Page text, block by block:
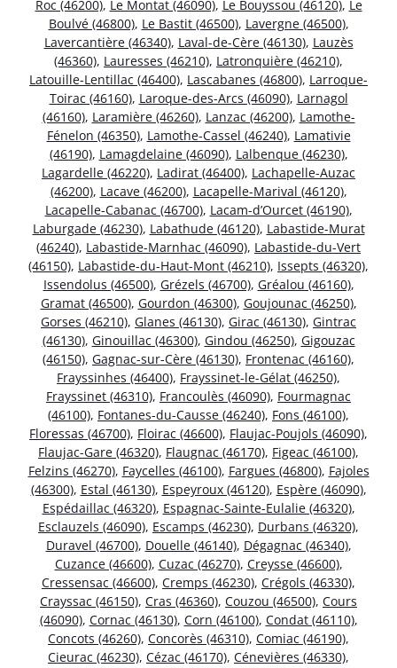
Roc (46200), Le Montat (46090), Le Bouyssou (46120), Le
Boulvé (46800), Le Bastit (46500), Lavergne (46500),
Lavercantière (46340), Laval-de-Cère (46130), Lauzès
(46360), Lauresses (46210), Latronquière (46210),
Latouille-Lentillac (46400), Lascabanes (46800), Larroque-
Toirac (46160), Laroque-des-Arcs (46090), Larnagol
(46160), Laramière (46260), Lanzac (46200), Lamothe-
Fénelon (46350), Lamothe-Cassel (46240), Lamativie
(46190), Lamagdelaine (46090), Lalbenque (46230),
Lagardelle (46220), Ladirat (46400), Lachapelle-Auzac
(46200), Lacave (46200), Lacapelle-Marival (46120),
Lacapelle-Cabanac (46700), Lacam-d’Ourcet (46190),
Laburgade (46230), Labathude (46120), Labastide-Murat
(46240), Labastide-Marnhac (46090), Labastide-du-Vert
(46150), Labastide-du-Haut-Mont (46210), Issepts (46320),
Issendolus (46500), Grézels (46700), Gréalou (46160),
Gramat (46500), Gourdon (46300), Goujounac (46250),
Gorses (46210), Glanes (46130), Girac (46130), Gintrac
(46130), Ginouillac (46300), Gindou (46250), Gigouzac
(46150), Gagnac-sur-Cère (46130), Frontenac (46160),
Frayssinhes (46400), Frayssinet-le-Gélat (46250),
Frayssinet (46310), Francoulès (46090), Fourmagnac
(46100), Fontanes-du-Causse (46240), Fons (46100),
Floressas (46700), Floirac (46600), Flaujac-Poujols (46090),
Flaujac-Gare (46320), Flaugnac (46170), Figeac (46100),
Felzins (46270), Faycelles (46100), Fargues (46800), Fajoles
(46300), Estal (46130), Espeyroux (46120), Espère (46090),
Espédaillac (46320), Espagnac-Sainte-Eulalie (46320),
Esclauzels (46090), Escamps (46230), Durbans (46320),
Duravel (46700), Douelle (46140), Dégagnac (46340),
Cuzance (46600), Cuzac (46270), Creysse (46600),
Cressensac (46600), Cremps (46230), Crégols (46330),
Crayssac (46150), Cras (46360), Couzou (46500), Cours
(46090), Cornac (46130), Corn (46100), Condat (46110),
Concots (46260), Concorès (46310), Comiac (46190),
Cieurac (46230), Cézac (46170), Cénevières (46330),